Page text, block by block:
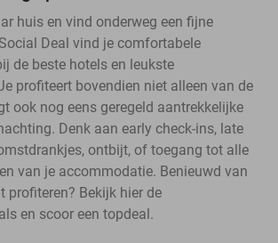
huis en vind onderweg een fijne
Deal vind je comfortabele
de beste hotels en leukste
profiteert bovendien niet alleen van de
ook nog eens geregeld aantrekkelijke
Denk aan early check-ins, late
ontbijt, of toegang tot alle
van je accommodatie. Benieuwd van
profiteren? Bekijk hier de
en scoor een topdeal.